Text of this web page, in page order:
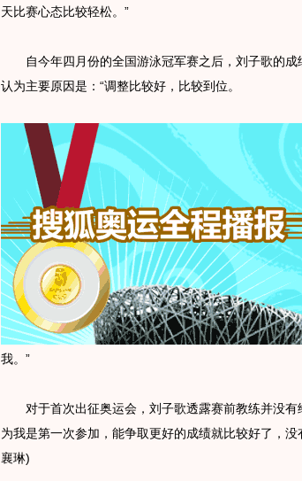
天比赛心态比较轻松。”
自今年四月份的全国游泳冠军赛之后，刘子歌的成
认为主要原因是：“调整比较好，比较到位。
我。”
对于首次出征奥运会，刘子歌透露赛前教练并没有
为我是第一次参加，能争取更好的成绩就比较好了，没
襄琳)